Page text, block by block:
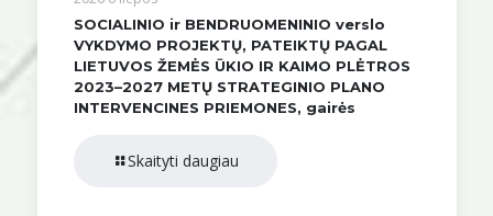
SOCIALINIO ir BENDRUOMENINIO verslo
VYKDYMO PROJEKTŲ, PATEIKTŲ PAGAL
LIETUVOS ŽEMĖS ŪKIO IR KAIMO PLĖTROS
2023–2027 METŲ STRATEGINIO PLANO
INTERVENCINES PRIEMONES, gairės
Skaityti daugiau